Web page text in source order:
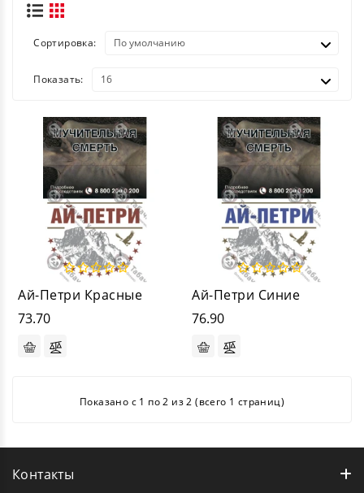
Сортировка:
Показать:
Ай-Петри Красные
73.70
Ай-Петри Синие
76.90
Показано с 1 по 2 из 2 (всего 1 страниц)
Контакты